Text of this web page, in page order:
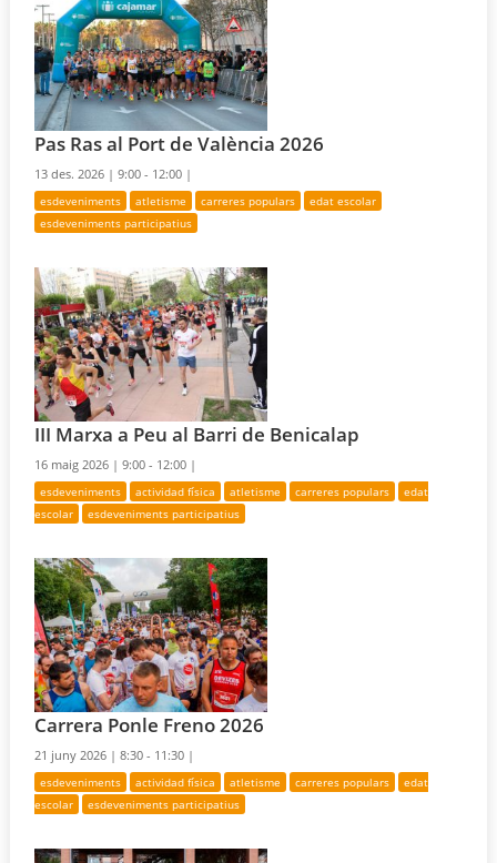
Pas Ras al Port de València 2026
13 des. 2026 |9:00 - 12:00 |
esdeveniments atletisme carreres populars
edat escolar
esdeveniments participatius
III Marxa a Peu al Barri de Benicalap
16 maig 2026 |9:00 - 12:00 |
esdeveniments actividad física atletisme carreres populars
edat
escolar
esdeveniments participatius
Carrera Ponle Freno 2026
21 juny 2026 |8:30 - 11:30 |
esdeveniments actividad física atletisme carreres populars
edat
escolar
esdeveniments participatius